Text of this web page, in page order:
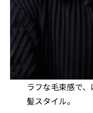
ラフな毛束感で
髪スタイル。